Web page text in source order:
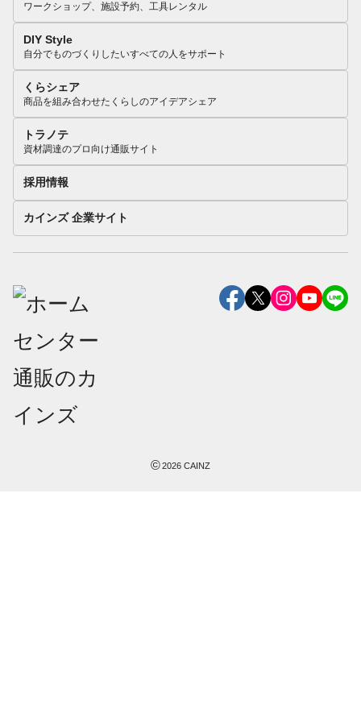
ワークショップ、施設予約、工具レンタル
DIY Style
自分でものづくりしたいすべての人をサポート
くらシェア
商品を組み合わせたくらしのアイデアシェア
トラノテ
資材調達のプロ向け通販サイト
採用情報
カインズ 企業サイト
©2026 CAINZ